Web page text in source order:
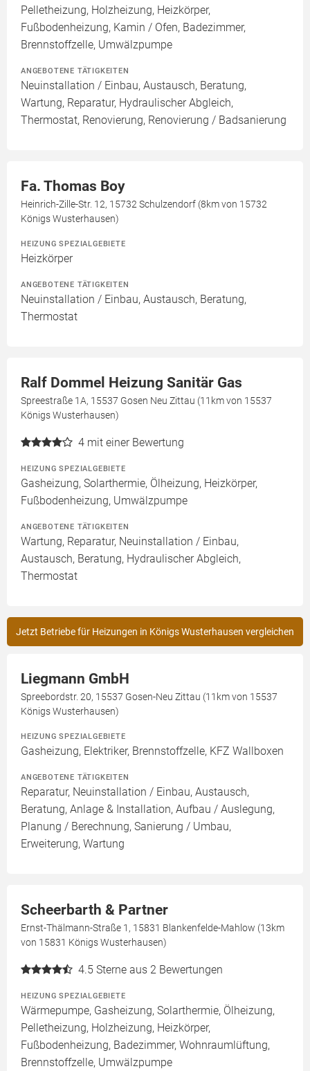
Pelletheizung, Holzheizung, Heizkörper,
Fußbodenheizung, Kamin / Ofen, Badezimmer,
Brennstoffzelle, Umwälzpumpe
ANGEBOTENE TÄTIGKEITEN
Neuinstallation / Einbau, Austausch, Beratung,
Wartung, Reparatur, Hydraulischer Abgleich,
Thermostat, Renovierung, Renovierung / Badsanierung
Fa. Thomas Boy
Heinrich-Zille-Str. 12, 15732 Schulzendorf (8km von 15732
Königs Wusterhausen)
HEIZUNG SPEZIALGEBIETE
Heizkörper
ANGEBOTENE TÄTIGKEITEN
Neuinstallation / Einbau, Austausch, Beratung,
Thermostat
Ralf Dommel Heizung Sanitär Gas
Spreestraße 1A, 15537 Gosen Neu Zittau (11km von 15537
Königs Wusterhausen)
4 mit einer Bewertung
HEIZUNG SPEZIALGEBIETE
Gasheizung, Solarthermie, Ölheizung, Heizkörper,
Fußbodenheizung, Umwälzpumpe
ANGEBOTENE TÄTIGKEITEN
Wartung, Reparatur, Neuinstallation / Einbau,
Austausch, Beratung, Hydraulischer Abgleich,
Thermostat
Jetzt Betriebe für Heizungen in Königs Wusterhausen vergleichen
Liegmann GmbH
Spreebordstr. 20, 15537 Gosen-Neu Zittau (11km von 15537
Königs Wusterhausen)
HEIZUNG SPEZIALGEBIETE
Gasheizung, Elektriker, Brennstoffzelle, KFZ Wallboxen
ANGEBOTENE TÄTIGKEITEN
Reparatur, Neuinstallation / Einbau, Austausch,
Beratung, Anlage & Installation, Aufbau / Auslegung,
Planung / Berechnung, Sanierung / Umbau,
Erweiterung, Wartung
Scheerbarth & Partner
Ernst-Thälmann-Straße 1, 15831 Blankenfelde-Mahlow (13km
von 15831 Königs Wusterhausen)
4.5 Sterne aus 2 Bewertungen
HEIZUNG SPEZIALGEBIETE
Wärmepumpe, Gasheizung, Solarthermie, Ölheizung,
Pelletheizung, Holzheizung, Heizkörper,
Fußbodenheizung, Badezimmer, Wohnraumlüftung,
Brennstoffzelle, Umwälzpumpe